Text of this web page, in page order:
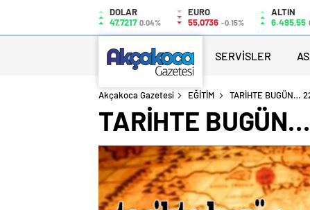
DOLAR
47,7217 0.04%
EURO
55,0736 -0.15%
ALTIN
6.495,55
SERVİSLER
Akçakoca Gazetesi EĞİTİM TARİHTE BUGÜN…
TARİHTE